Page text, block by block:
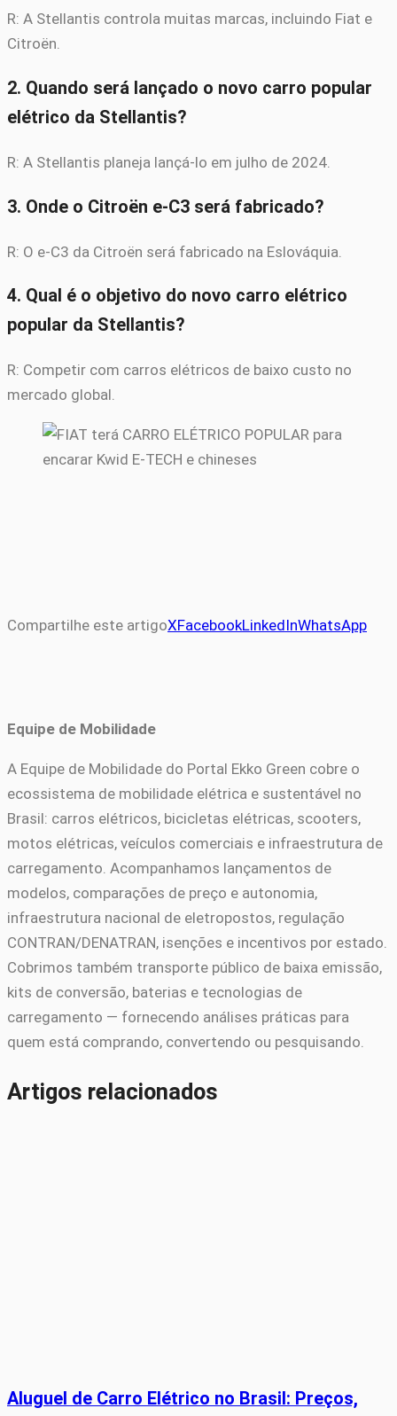
R: A Stellantis controla muitas marcas, incluindo Fiat e
Citroën.
2. Quando será lançado o novo carro popular
elétrico da Stellantis?
R: A Stellantis planeja lançá-lo em julho de 2024.
3. Onde o Citroën e-C3 será fabricado?
R: O e-C3 da Citroën será fabricado na Eslováquia.
4. Qual é o objetivo do novo carro elétrico
popular da Stellantis?
R: Competir com carros elétricos de baixo custo no
mercado global.
Compartilhe este artigoXFacebookLinkedInWhatsApp
Equipe de Mobilidade
A Equipe de Mobilidade do Portal Ekko Green cobre o
ecossistema de mobilidade elétrica e sustentável no
Brasil: carros elétricos, bicicletas elétricas, scooters,
motos elétricas, veículos comerciais e infraestrutura de
carregamento. Acompanhamos lançamentos de
modelos, comparações de preço e autonomia,
infraestrutura nacional de eletropostos, regulação
CONTRAN/DENATRAN, isenções e incentivos por estado.
Cobrimos também transporte público de baixa emissão,
kits de conversão, baterias e tecnologias de
carregamento — fornecendo análises práticas para
quem está comprando, convertendo ou pesquisando.
Artigos relacionados
Aluguel de Carro Elétrico no Brasil: Preços,